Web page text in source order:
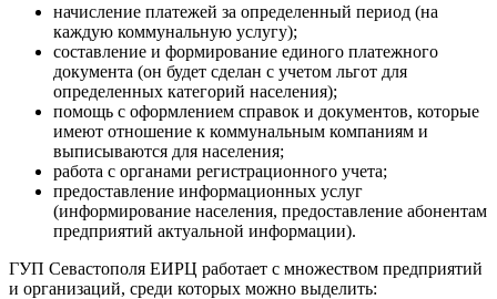
начисление платежей за определенный период (на
каждую коммунальную услугу);
составление и формирование единого платежного
документа (он будет сделан с учетом льгот для
определенных категорий населения);
помощь с оформлением справок и документов, которые
имеют отношение к коммунальным компаниям и
выписываются для населения;
работа с органами регистрационного учета;
предоставление информационных услуг
(информирование населения, предоставление абонентам
предприятий актуальной информации).
ГУП Севастополя ЕИРЦ работает с множеством предприятий
и организаций, среди которых можно выделить: